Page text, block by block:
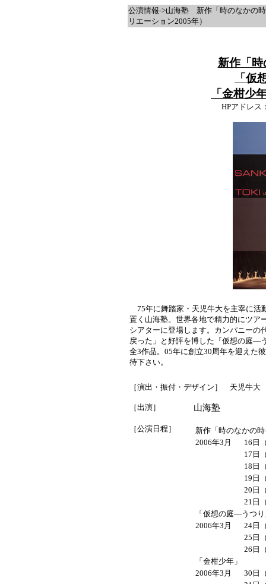
公演情報->山海塾 新作「時のなかの
リエーション2005年）
新作「
「仮
「金柑少
HPアドレス
75年に舞踏家・天児牛大を主宰に活
置く山海塾。世界各地で精力的にツア
シアターに登場します。カンパニーの
戻った」と好評を博した『仮想の庭―
全3作品。05年に創立30周年を迎えた
待下さい。
［演出・振付・デザイン］ 天児牛大
［出演］ 山海塾
［公演日程］
新作「時のなかの
2006年3月
16日
17日
18日
19日
20日
21日
「仮想の庭―うつ
2006年3月
24日
25日
26日
「金柑少年」
2006年3月
30日